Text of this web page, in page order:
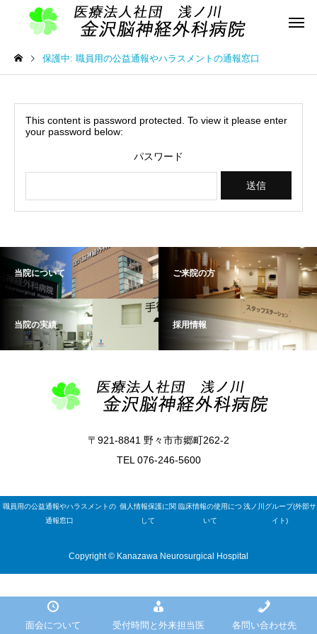
保護中: 職員用の公益通報やハラスメントの通報窓口
This content is password protected. To view it please enter
your password below:
パスワード
当院について ご来院の方
当院の実績 採用情報
〒921-8841 野々市市郷町262-2
TEL 076-246-5600
職員用の公益通報やハラスメントの
通報窓口
個人情報保護に関
して
臨床情報の使用につ
いて
浅ノ川グループ(外部サ
イト)
Copyright © Kanazawa Neurosurgical Hospital
面会について 受付時間と外来担当医 各問い合わせ先